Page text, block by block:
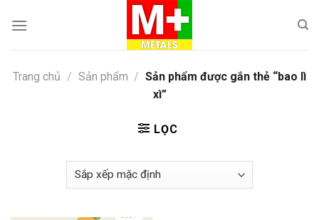
Trang chủ / Sản phẩm / Sản phẩm được gắn thẻ “bao lì
xì”
LỌC